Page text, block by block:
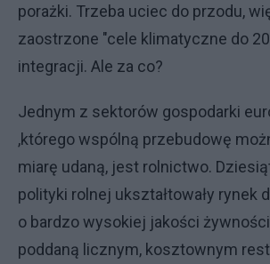
porażki. Trzeba uciec do przodu,
zaostrzone "cele klimatyczne do
integracji. Ale za co?
Jednym z sektorów gospodarki
,którego wspólną przebudowę
miarę udaną, jest rolnictwo.
polityki rolnej ukształtowały rynek
o bardzo wysokiej jakości
poddaną licznym, kosztownym